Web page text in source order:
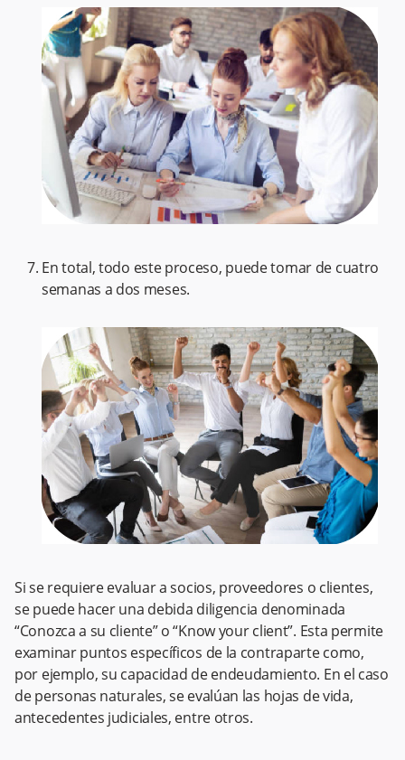
En total, todo este proceso, puede tomar de cuatro
semanas a dos meses.
Si se requiere evaluar a socios, proveedores o clientes,
se puede hacer una debida diligencia denominada
“Conozca a su cliente” o “Know your client”. Esta permite
examinar puntos específicos de la contraparte como,
por ejemplo, su capacidad de endeudamiento. En el caso
de personas naturales, se evalúan las hojas de vida,
antecedentes judiciales, entre otros.